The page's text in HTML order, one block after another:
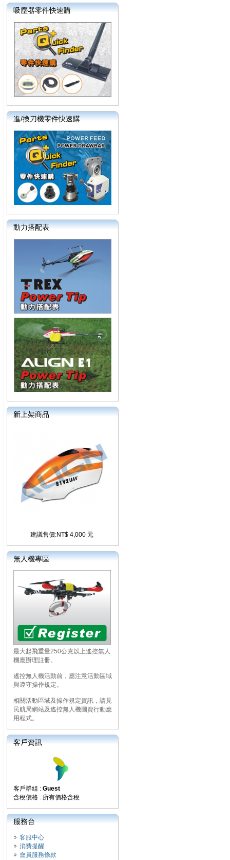
吸塵器零件快速購
進/換刀機零件快速購
動力搭配表
新上架商品
建議售價:NT$ 4,000 元
無人機專區
最大起飛重量250公克以上遙控無人
機應辦理註冊。
遙控無人機活動前，應注意活動區域
與遵守操作規定。
相關活動區域及操作規定資訊，請見
民航局網站及遙控無人機圖資行動應
用程式。
客戶資訊
客戶群組 : Guest
含稅價格 : 所有價格含稅
服務台
客服中心
消費提醒
會員服務條款